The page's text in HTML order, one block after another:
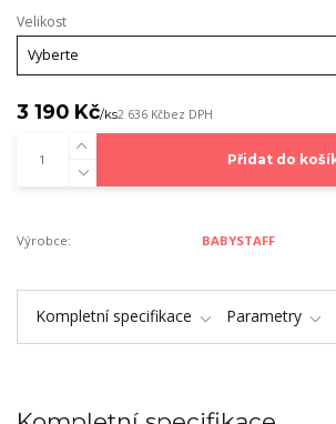
Velikost
3 190 Kč/ks2 636 Kčbez DPH
Přidat do
Výrobce: BABYSTAFF
Kompletní specifikace Parametry